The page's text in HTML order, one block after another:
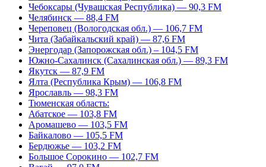
Чебоксары (Чувашская Республика) — 90,3 FM
Челябинск — 88,4 FM
Череповец (Вологодская обл.) — 106,7 FM
Чита (Забайкальский край) — 87,6 FM
Энергодар (Запорожская обл.) – 104,5 FM
Южно-Сахалинск (Сахалинская обл.) — 89,3 FM
Якутск — 87,9 FM
Ялта (Республика Крым) — 106,8 FM
Ярославль — 98,3 FM
Тюменская область:
Абатское — 103,8 FM
Аромашево — 103,5 FM
Байкалово — 105,5 FM
Бердюжье — 103,2 FM
Большое Сорокино — 102,7 FM